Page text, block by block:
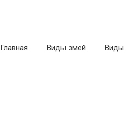
Главная Виды змей Виды